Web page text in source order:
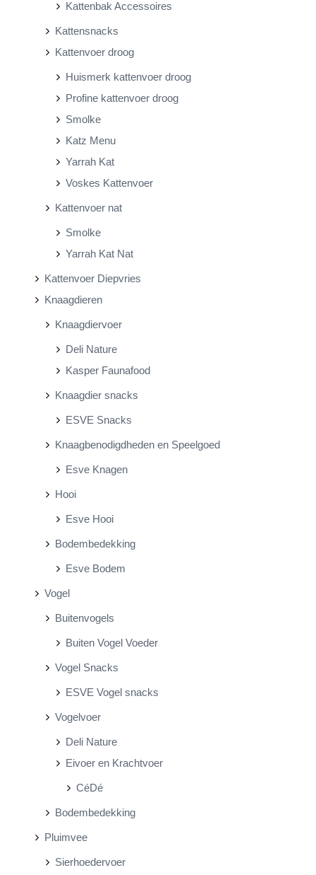
Kattenbak Accessoires
Kattensnacks
Kattenvoer droog
Huismerk kattenvoer droog
Profine kattenvoer droog
Smolke
Katz Menu
Yarrah Kat
Voskes Kattenvoer
Kattenvoer nat
Smolke
Yarrah Kat Nat
Kattenvoer Diepvries
Knaagdieren
Knaagdiervoer
Deli Nature
Kasper Faunafood
Knaagdier snacks
ESVE Snacks
Knaagbenodigdheden en Speelgoed
Esve Knagen
Hooi
Esve Hooi
Bodembedekking
Esve Bodem
Vogel
Buitenvogels
Buiten Vogel Voeder
Vogel Snacks
ESVE Vogel snacks
Vogelvoer
Deli Nature
Eivoer en Krachtvoer
CéDé
Bodembedekking
Pluimvee
Sierhoedervoer